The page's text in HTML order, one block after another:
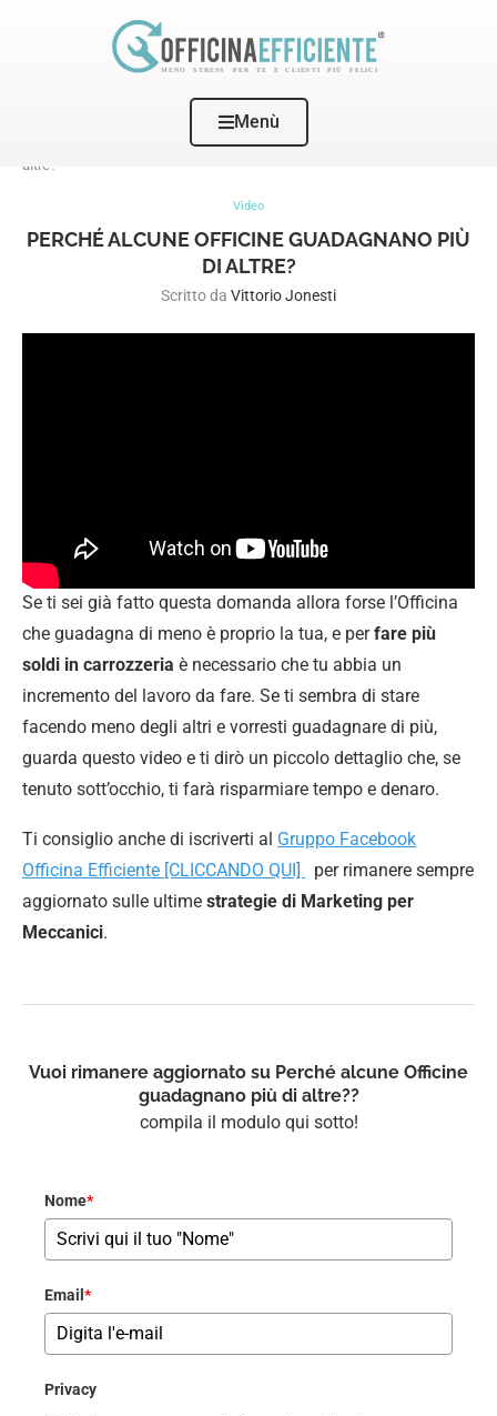
Menù
Perché alcune Officine guadagnano più di
altre?
Video
PERCHÉ ALCUNE OFFICINE GUADAGNANO PIÙ
DI ALTRE?
Scritto da Vittorio Jonesti
Se ti sei già fatto questa domanda allora forse l’Officina
che guadagna di meno è proprio la tua, e perfare più
soldi in carrozzeria è necessario che tu abbia un
incremento del lavoro da fare. Se ti sembra di stare
facendo meno degli altri e vorresti guadagnare di più,
guarda questo video e ti dirò un piccolo dettaglio che, se
tenuto sott’occhio, ti farà risparmiare tempo e denaro.
Ti consiglio anche di iscriverti al Gruppo Facebook
Officina Efficiente [CLICCANDO QUI]
per rimanere sempre
aggiornato sulle ultime strategie di Marketing per
Meccanici.
Vuoi rimanere aggiornato su Perché alcune Officine
guadagnano più di altre??
compila il modulo qui sotto!
Nome*
Email *
Privacy